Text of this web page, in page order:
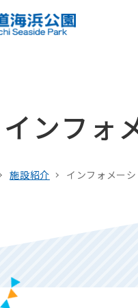
インフォ
施設紹介 インフォメー